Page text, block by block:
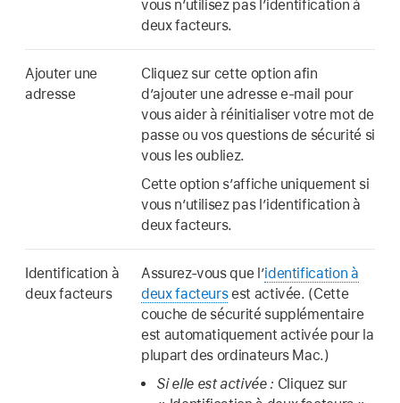
vous n’utilisez pas l’identification à
deux facteurs.
Ajouter une
adresse
Cliquez sur cette option afin
d’ajouter une adresse e-mail pour
vous aider à réinitialiser votre mot de
passe ou vos questions de sécurité si
vous les oubliez.
Cette option s’affiche uniquement si
vous n’utilisez pas l’identification à
deux facteurs.
Identification à
deux facteurs
Assurez-vous que l’identification à
deux facteursest activée. (Cette
couche de sécurité supplémentaire
est automatiquement activée pour la
plupart des ordinateurs Mac.)
Si elle est activée : Cliquez sur